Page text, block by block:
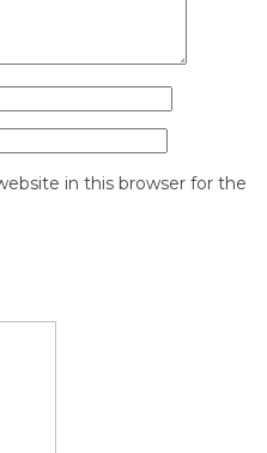
in this browser for the